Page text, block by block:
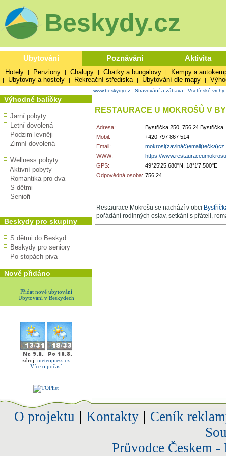
Beskydy.cz
Ubytování Poznávání Aktivita
Hotely | Penziony | Chalupy | Chatky a bungalovy | Kempy a
| Ubytovny a hostely | Rekreační střediska | Ubytování dle mapy |
Výhodné balíčky
Jarní pobyty
Letní dovolená
Podzim levněji
Zimní dovolená
Wellness pobyty
Aktivní pobyty
Romantika pro dva
S dětmi
Senioři
Beskydy pro skupiny
S dětmi do Beskyd
Beskydy pro seniory
Po stopách piva
Nově přidáno
Přidat nové ubytování
Ubytování v Beskydech
zdroj: meteopress.cz
Více o počasí
www.beskydy.cz - Stravování a zábava - Vsetínské vrchy
RESTAURACE U MOKROŠŮ V
Adresa:
Bystřička 250, 756 24 Bystřička
Mobil:
+420 797 867 514
Email:
mokrosi(zavináč)email(tečka)cz
WWW:
https://
GPS:
49°25'25,680"N, 18°1'7,500"E
Odpovědná osoba: 756 24
Restaurace Mokrošů se nachází v obci
pořádání rodinných oslav, setkání s přáteli,
O projektu Kontakty| Ceník
Průvodce Českem